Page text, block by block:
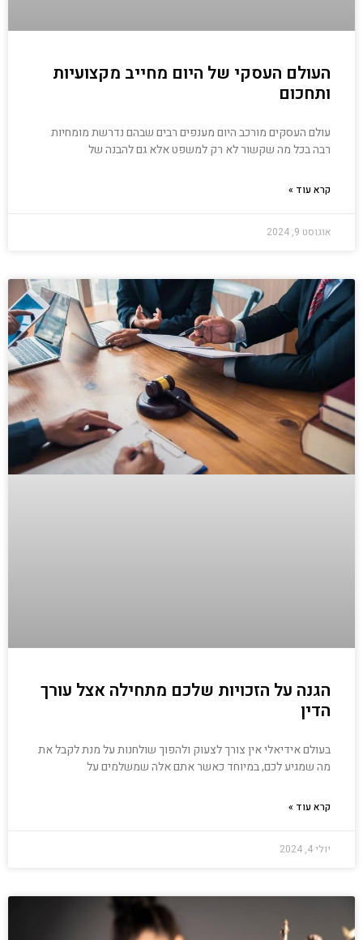
העולם העסקי של היום מחייב מקצועיות
ותחכום
עולם העסקים מורכב היום מענפים רבים שבהם נדרשת מומחיות
רבה בכל מה שקשור לא רק למשפט אלא גם להבנה של
קרא עוד »
אוגוסט 9, 2024
הגנה על הזכויות שלכם מתחילה אצל עורך
הדין
בעולם אידיאלי אין צורך לצעוק ולהפוך שולחנות על מנת לקבל את
מה שמגיע לכם, במיוחד כאשר אתם אלה שמשלמים על
קרא עוד »
יולי 4, 2024